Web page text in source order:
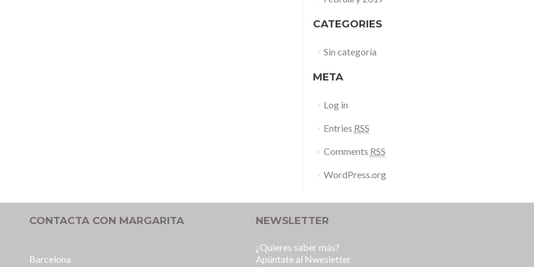
CATEGORIES
Sin categoría
META
Log in
Entries RSS
Comments RSS
WordPress.org
CONTACTA CON MARGARITA
Barcelona
NEWSLETTER
¿Quieres saber más?
Apúntate al Nwesletter